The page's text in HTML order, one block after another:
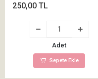
250,00 TL
Adet
Sepete Ekle